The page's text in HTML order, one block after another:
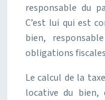
responsable du
C’est lui qui est
bien,
obligations
Le calcul de la
locative du bien,